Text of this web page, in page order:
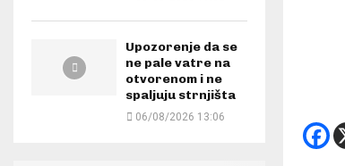
Upozorenje da se
ne pale vatre na
otvorenom i ne
spaljuju strnjišta
06/08/2026 13:06